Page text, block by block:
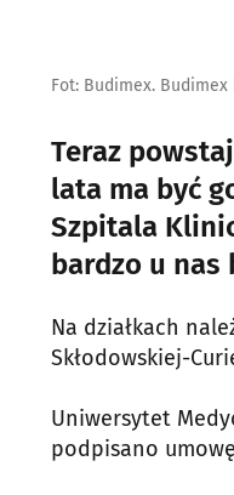
Fot: Budimex.
Teraz
lata ma być
Szpitala
bardzo u nas
Na działkach
Skłodowskiej-
Uniwersytet
podpisano